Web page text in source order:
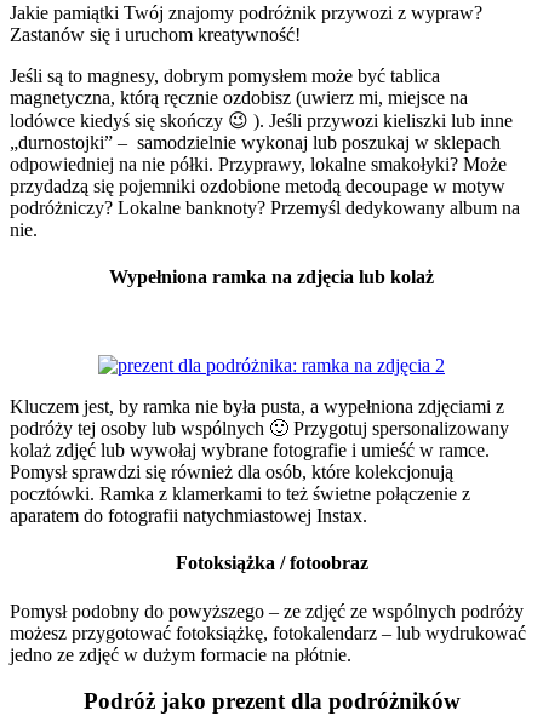
Jakie pamiątki Twój znajomy podróżnik przywozi z wypraw?
Zastanów się i uruchom kreatywność!
Jeśli są to magnesy, dobrym pomysłem może być tablica
magnetyczna, którą ręcznie ozdobisz (uwierz mi, miejsce na
lodówce kiedyś się skończy 😉 ). Jeśli przywozi kieliszki lub inne
„durnostojki” – samodzielnie wykonaj lub poszukaj w sklepach
odpowiedniej na nie półki. Przyprawy, lokalne smakołyki? Może
przydadzą się pojemniki ozdobione metodą decoupage w motyw
podróżniczy? Lokalne banknoty? Przemyśl dedykowany album na
nie.
Wypełniona ramka na zdjęcia lub kolaż
Kluczem jest, by ramka nie była pusta, a wypełniona zdjęciami z
podróży tej osoby lub wspólnych 🙂 Przygotuj spersonalizowany
kolaż zdjęć lub wywołaj wybrane fotografie i umieść w ramce.
Pomysł sprawdzi się również dla osób, które kolekcjonują
pocztówki. Ramka z klamerkami to też świetne połączenie z
aparatem do fotografii natychmiastowej Instax.
Fotoksiążka / fotoobraz
Pomysł podobny do powyższego – ze zdjęć ze wspólnych podróży
możesz przygotować fotoksiążkę, fotokalendarz – lub wydrukować
jedno ze zdjęć w dużym formacie na płótnie.
Podróż jako prezent dla podróżników